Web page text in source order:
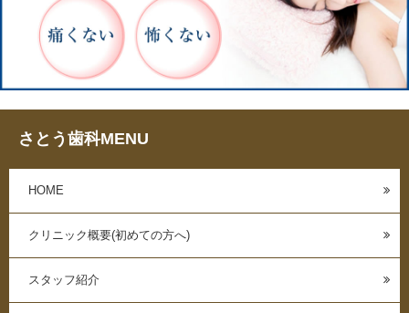
さとう歯科MENU
HOME
クリニック概要(初めての方へ)
スタッフ紹介